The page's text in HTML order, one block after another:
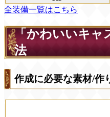
全装備一覧はこちら
「かわいいキャ
法
作成に必要な素材/作